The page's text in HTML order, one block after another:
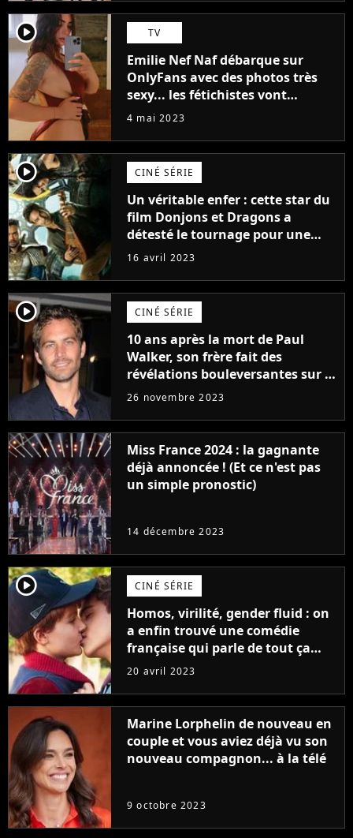
player2 TV
Emilie Nef Naf débarque sur
OnlyFans avec des photos très
sexy... les fétichistes vont
prendre leur pied !
4 mai 2023
player2 CINÉ SÉRIE
Un véritable enfer : cette star du
film Donjons et Dragons a
détesté le tournage pour une
raison très spéciale
16 avril 2023
player2 CINÉ SÉRIE
10 ans après la mort de Paul
Walker, son frère fait des
révélations bouleversantes sur la
réaction des acteurs de Fast and
26 novembre 2023
Miss France 2024 : la gagnante
déjà annoncée ! (Et ce n'est pas
un simple pronostic)
14 décembre 2023
player2 CINÉ SÉRIE
Homos, virilité, gender fluid : on
a enfin trouvé une comédie
française qui parle de tout ça
sans être super ringarde
20 avril 2023
Marine Lorphelin de nouveau en
couple et vous aviez déjà vu son
nouveau compagnon... à la télé
9 octobre 2023